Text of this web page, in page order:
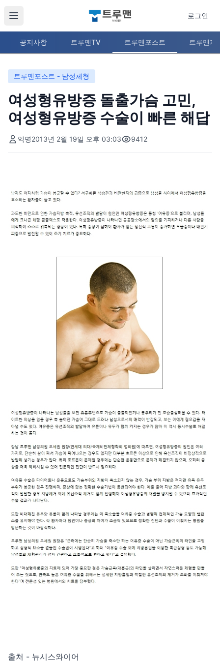
로그인
공지사항 트루맨TV 트루맨포스트 트루맨지
트루맨포스트 - 남성체형
여성형유방증 돌출가슴 고민,
여성형유방증 수술이 빠른 해답
익명2013년 2월 19일 오후 03:03 9412
출처 - 뉴시스와이어